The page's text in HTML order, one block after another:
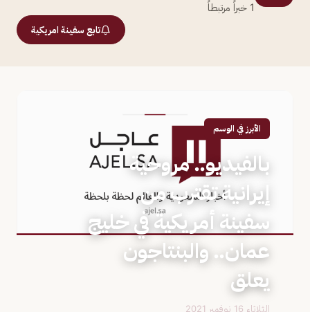
1 خبراً مرتبطاً
تابع سفينة امريكية
الأبرز في الوسم
بالفيديو.. مروحية
إيرانية تقترب من
سفينة أمريكية في خليج
عمان.. والبنتاجون
يعلق
الثلاثاء 16 نوفمبر 2021